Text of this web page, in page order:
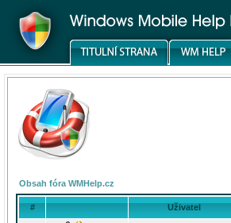
Obsah fóra WMHelp.cz
# Uživatel